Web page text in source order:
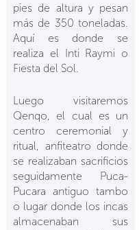
pies de altura y pesan
más de 350 toneladas.
Aquí es donde se
realiza el Inti Raymi o
Fiesta del Sol.
Luego visitaremos
Qenqo, el cual es un
centro ceremonial y
ritual, anfiteatro donde
se realizaban sacrificios
seguidamente Puca-
Pucara antiguo tambo
o lugar donde los incas
almacenaban sus